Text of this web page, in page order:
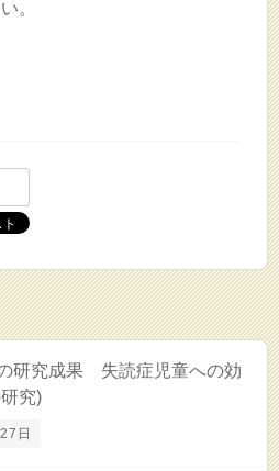
。
研究成果 失読症児童への効
究)
日